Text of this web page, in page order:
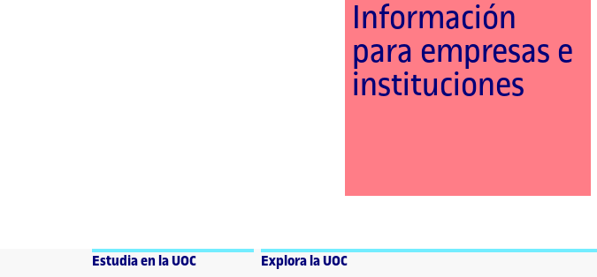
Información
para empresas e
instituciones
Estudia en la UOC Explora la UOC